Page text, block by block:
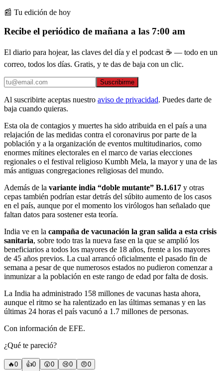
📰 Tu edición de hoy
Recibe el periódico de mañana a las 7:00 am
El diario para hojear, las claves del día y el podcast ☕ — todo en un
correo, todos los días. Gratis, y te das de baja con un clic.
Suscribirme
Al suscribirte aceptas nuestro aviso de privacidad. Puedes darte de
baja cuando quieras.
Esta ola de contagios y muertes ha sido atribuida en el país a una
relajación de las medidas contra el coronavirus por parte de la
población y a la organización de eventos multitudinarios, como
enormes mítines electorales en el marco de varias elecciones
regionales o el festival religioso Kumbh Mela, la mayor y una de las
más antiguas congregaciones religiosas del mundo.
Además de la variante india “doble mutante” B.1.617 y otras
cepas también podrían estar detrás del súbito aumento de los casos
en el país, aunque por el momento los virólogos han señalado que
faltan datos para sostener esta teoría.
India ve en la campaña de vacunación la gran salida a esta crisis
sanitaria, sobre todo tras la nueva fase en la que se amplió los
beneficiarios a todos los mayores de 18 años, frente a los mayores
de 45 años previos. La cual arrancó oficialmente el pasado fin de
semana a pesar de que numerosos estados no pudieron comenzar a
inmunizar a la población en este rango de edad por falta de dosis.
La India ha administrado 158 millones de vacunas hasta ahora,
aunque el ritmo se ha ralentizado en las últimas semanas y en las
últimas 24 horas el país vacunó a 1.7 millones de personas.
Con información de EFE.
¿Qué te pareció?
🔥0 👍0 😲0 😢0 😠0